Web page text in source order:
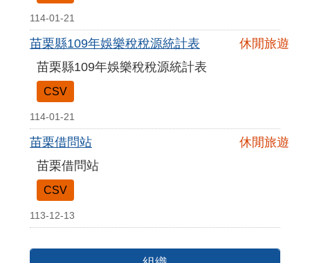
114-01-21
苗栗縣109年娛樂稅稅源統計表
休閒旅遊
苗栗縣109年娛樂稅稅源統計表
CSV
114-01-21
苗栗借問站
休閒旅遊
苗栗借問站
CSV
113-12-13